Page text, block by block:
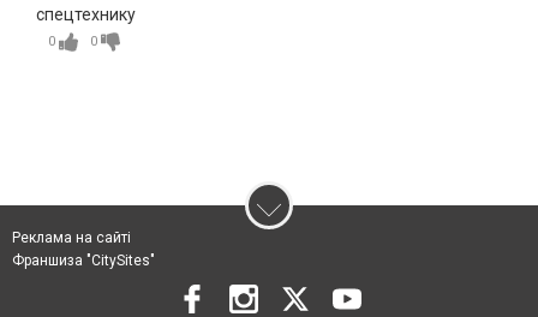
спецтехнику
0 0
Реклама на сайті
Франшиза "CitySites"